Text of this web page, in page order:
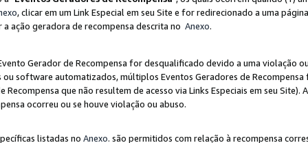
, clicar em um Link Especial em seu Site e for redirecionado a uma
ação geradora de recompensa descrita no Anexo.
Gerador de Recompensa for desqualificado devido a uma violação
software automatizados, múltiplos Eventos Geradores de
que não resultem de acesso via Links Especiais em seu Site).
ocorreu ou se houve violação ou abuso.
listadas no Anexo. são permitidos com relação à recompensa